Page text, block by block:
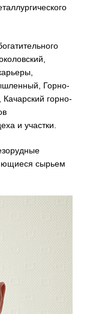
Горно-
горно-
и участки.
сырьем